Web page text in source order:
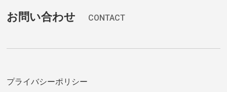
お問い合わせ CONTACT
プライバシーポリシー